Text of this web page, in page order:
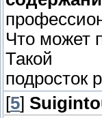
Что может
Такой
подросток
[5]